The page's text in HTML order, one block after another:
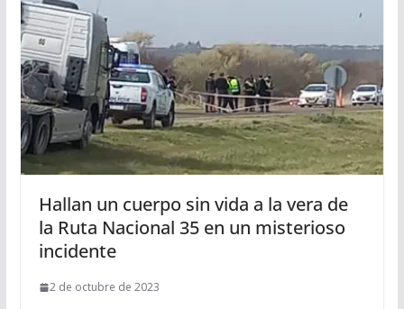
Hallan un cuerpo sin vida a la vera de
la Ruta Nacional 35 en un misterioso
incidente
2 de octubre de 2023